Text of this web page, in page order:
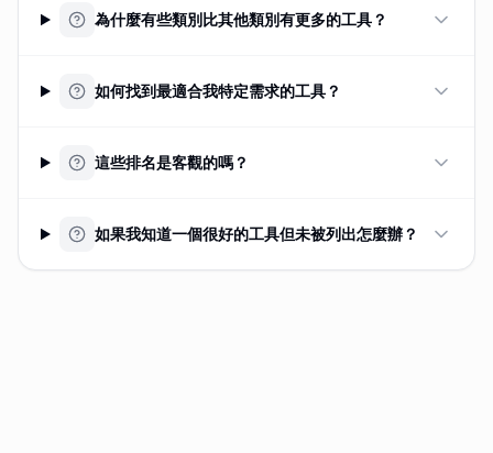
為什麼有些類別比其他類別有更多的工具？
如何找到最適合我特定需求的工具？
這些排名是客觀的嗎？
如果我知道一個很好的工具但未被列出怎麼辦？